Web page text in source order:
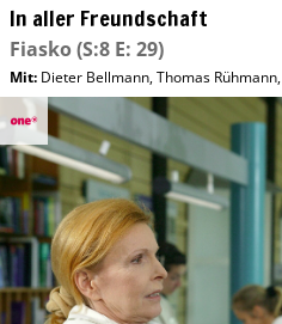
In aller Freundschaft
Fiasko(S:8 E: 29)
Mit: Dieter Bellmann,Thomas Rühmann,